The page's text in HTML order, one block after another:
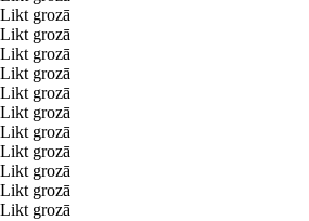
Likt grozā
Likt grozā
Likt grozā
Likt grozā
Likt grozā
Likt grozā
Likt grozā
Likt grozā
Likt grozā
Likt grozā
Likt grozā